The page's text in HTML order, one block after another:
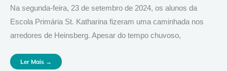
Na segunda-feira, 23 de setembro de 2024, os alunos da
Escola Primária St. Katharina fizeram uma caminhada nos
arredores de Heinsberg. Apesar do tempo chuvoso,
Ler Mais →